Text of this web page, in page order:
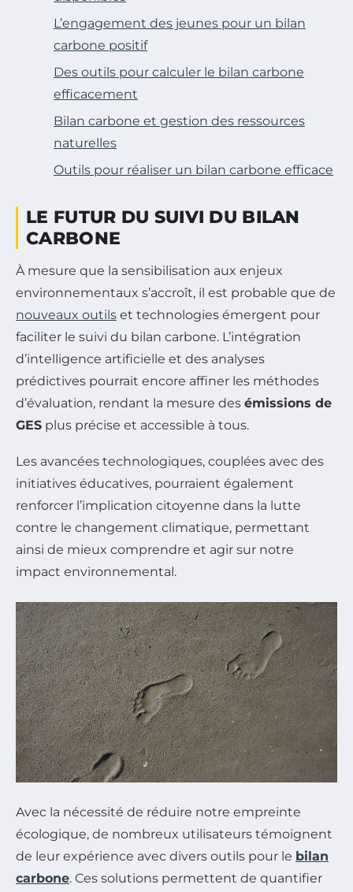
L’engagement des jeunes pour un bilan
carbone positif
Des outils pour calculer le bilan carbone
efficacement
Bilan carbone et gestion des ressources
naturelles
Outils pour réaliser un bilan carbone efficace
LE FUTUR DU SUIVI DU BILAN
CARBONE
À mesure que la sensibilisation aux enjeux
environnementaux s’accroît, il est probable que de
nouveaux outils et technologies émergent pour
faciliter le suivi du bilan carbone. L’intégration
d’intelligence artificielle et des analyses
prédictives pourrait encore affiner les méthodes
d’évaluation, rendant la mesure des émissions de
GES plus précise et accessible à tous.
Les avancées technologiques, couplées avec des
initiatives éducatives, pourraient également
renforcer l’implication citoyenne dans la lutte
contre le changement climatique, permettant
ainsi de mieux comprendre et agir sur notre
impact environnemental.
Avec la nécessité de réduire notre empreinte
écologique, de nombreux utilisateurs témoignent
de leur expérience avec divers outils pour le bilan
carbone. Ces solutions permettent de quantifier